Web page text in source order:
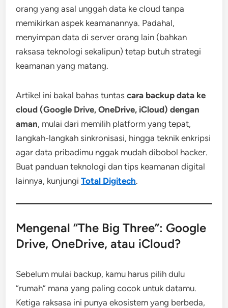
orang yang asal unggah data ke cloud tanpa
memikirkan aspek keamanannya. Padahal,
menyimpan data di server orang lain (bahkan
raksasa teknologi sekalipun) tetap butuh strategi
keamanan yang matang.
Artikel ini bakal bahas tuntascara backup data ke
cloud (Google Drive, OneDrive, iCloud) dengan
aman, mulai dari memilih platform yang tepat,
langkah-langkah sinkronisasi, hingga teknik enkripsi
agar data pribadimu nggak mudah dibobol hacker.
Buat panduan teknologi dan tips keamanan digital
lainnya, kunjungiTotal Digitech.
Mengenal “The Big Three”: Google
Drive, OneDrive, atau iCloud?
Sebelum mulai backup, kamu harus pilih dulu
“rumah” mana yang paling cocok untuk datamu.
Ketiga raksasa ini punya ekosistem yang berbeda,